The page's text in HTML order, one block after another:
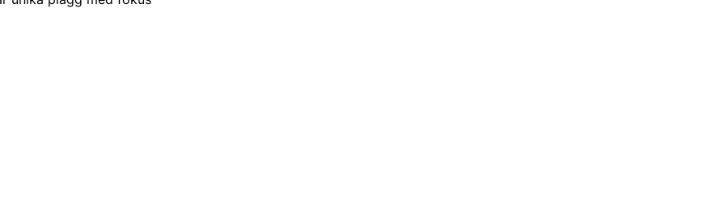
NN07, som står för
kallar de ibland